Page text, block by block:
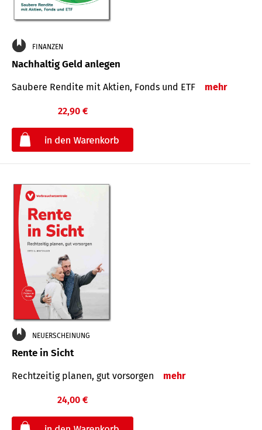
FINANZEN
Nachhaltig Geld anlegen
Saubere Rendite mit Aktien, Fonds und ETF mehr
22,90 €
NEUERSCHEINUNG
Rente in Sicht
Rechtzeitig planen, gut vorsorgen mehr
24,00 €